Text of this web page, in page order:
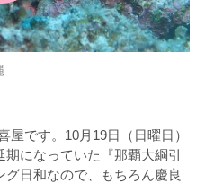
屋です。10月19日（日曜日）
になっていた『那覇大綱引
日和なので、もちろん慶良